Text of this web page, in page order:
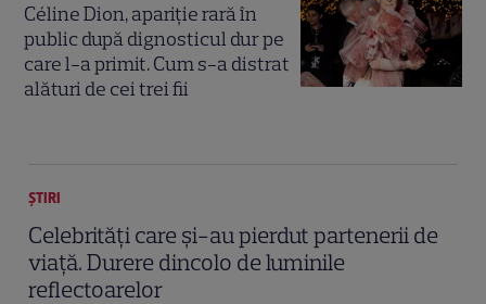
Céline Dion, apariție rară în
public după dignosticul dur pe
care l-a primit. Cum s-a distrat
alături de cei trei fii
ȘTIRI
Celebrități care și-au pierdut partenerii de
viață. Durere dincolo de luminile
reflectoarelor